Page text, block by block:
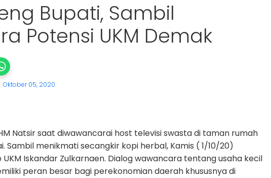
Bupati, Sambil
Potensi UKM Demak
Oktober 05, 2020
Natsir saat diwawancarai host televisi swasta di taman rumah
Sambil menikmati secangkir kopi herbal, Kamis ( 1/10/20)
Iskandar Zulkarnaen. Dialog wawancara tentang usaha kecil
peran besar bagi perekonomian daerah khususnya di